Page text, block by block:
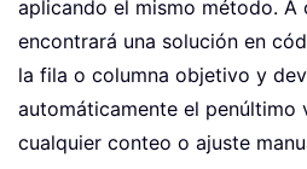
aplicando el mismo método. A
encontrará una solución en
la fila o columna objetivo y
automáticamente el penúltimo
cualquier conteo o ajuste